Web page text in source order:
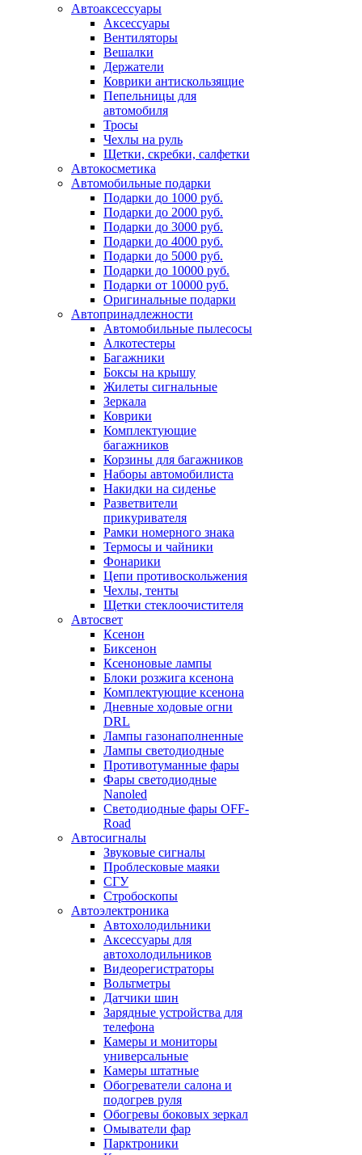
Автоаксессуары
Аксессуары
Вентиляторы
Вешалки
Держатели
Коврики антискользящие
Пепельницы для
автомобиля
Тросы
Чехлы на руль
Щетки, скребки, салфетки
Автокосметика
Автомобильные подарки
Подарки до 1000 руб.
Подарки до 2000 руб.
Подарки до 3000 руб.
Подарки до 4000 руб.
Подарки до 5000 руб.
Подарки до 10000 руб.
Подарки от 10000 руб.
Оригинальные подарки
Автопринадлежности
Автомобильные пылесосы
Алкотестеры
Багажники
Боксы на крышу
Жилеты сигнальные
Зеркала
Коврики
Комплектующие
багажников
Корзины для багажников
Наборы автомобилиста
Накидки на сиденье
Разветвители
прикуривателя
Рамки номерного знака
Термосы и чайники
Фонарики
Цепи противоскольжения
Чехлы, тенты
Щетки стеклоочистителя
Автосвет
Ксенон
Биксенон
Ксеноновые лампы
Блоки розжига ксенона
Комплектующие ксенона
Дневные ходовые огни
DRL
Лампы газонаполненные
Лампы светодиодные
Противотуманные фары
Фары светодиодные
Nanoled
Светодиодные фары OFF-
Road
Автосигналы
Звуковые сигналы
Проблесковые маяки
СГУ
Стробоскопы
Автоэлектроника
Автохолодильники
Аксессуары для
автохолодильников
Видеорегистраторы
Вольтметры
Датчики шин
Зарядные устройства для
телефона
Камеры и мониторы
универсальные
Камеры штатные
Обогреватели салона и
подогрев руля
Обогревы боковых зеркал
Омыватели фар
Парктроники